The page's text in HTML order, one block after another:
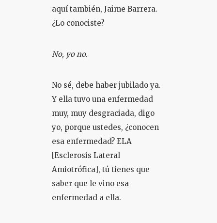
aquí también, Jaime Barrera.
¿Lo conociste?
No, yo no.
No sé, debe haber jubilado ya.
Y ella tuvo una enfermedad
muy, muy desgraciada, digo
yo, porque ustedes, ¿conocen
esa enfermedad? ELA
[Esclerosis Lateral
Amiotrófica], tú tienes que
saber que le vino esa
enfermedad a ella.